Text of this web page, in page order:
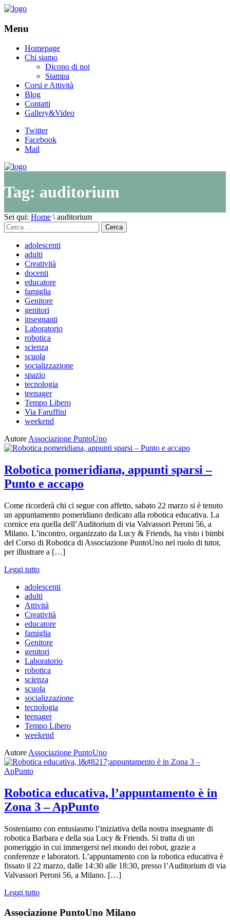
Menu
Homepage
Chi siamo
Dicono di noi
Stampa
Corsi e Attività
Blog
Contatti
Gallery&Video
Twitter
Facebook
Mail
Tag: auditorium
Sei qui: Home \ auditorium
Cerca
per:
adolescenti
adulti
Creatività
docenti
educatore
famiglia
Genitore
genitori
insegnanti
Laboratorio
robotica
scienza
scuola
socializzazione
spazio
tecnologia
teenager
Tempo Libero
Via Faruffini
weekend
Autore Associazione PuntoUno
Robotica pomeridiana, appunti sparsi –
Punto e accapo
Come ricorderà chi ci segue con affetto, sabato 22 marzo si è tenuto
un appuntamento pomeridiano dedicato alla robotica educativa. La
cornice era quella dell’Auditorium di via Valvassori Peroni 56, a
Milano. L’incontro, organizzato da Lucy & Friends, ha visto i bimbi
del Corso di Robotica di Associazione PuntoUno nel ruolo di tutor,
per illustrare a […]
Leggi tutto
adolescenti
adulti
Attività
Creatività
educatore
famiglia
Genitore
genitori
Laboratorio
robotica
scienza
scuola
socializzazione
tecnologia
teenager
Tempo Libero
weekend
Autore Associazione PuntoUno
Robotica educativa, l’appuntamento è in
Zona 3 – ApPunto
Sosteniamo con entusiasmo l’iniziativa della nostra insegnante di
robotica Barbara e della sua Lucy & Friends. Si tratta di un
pomeriggio in cui immergersi nel mondo dei robot, grazie a
conferenze e laboratori. L’appuntamento con la robotica educativa è
fissato il 22 marzo, dalle 14:30 alle 18:30, presso l’Auditorium di via
Valvassori Peroni 56, a Milano. […]
Leggi tutto
Associazione PuntoUno Milano